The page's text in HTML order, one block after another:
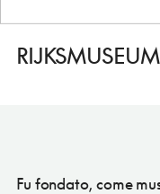
Fu fondato, come